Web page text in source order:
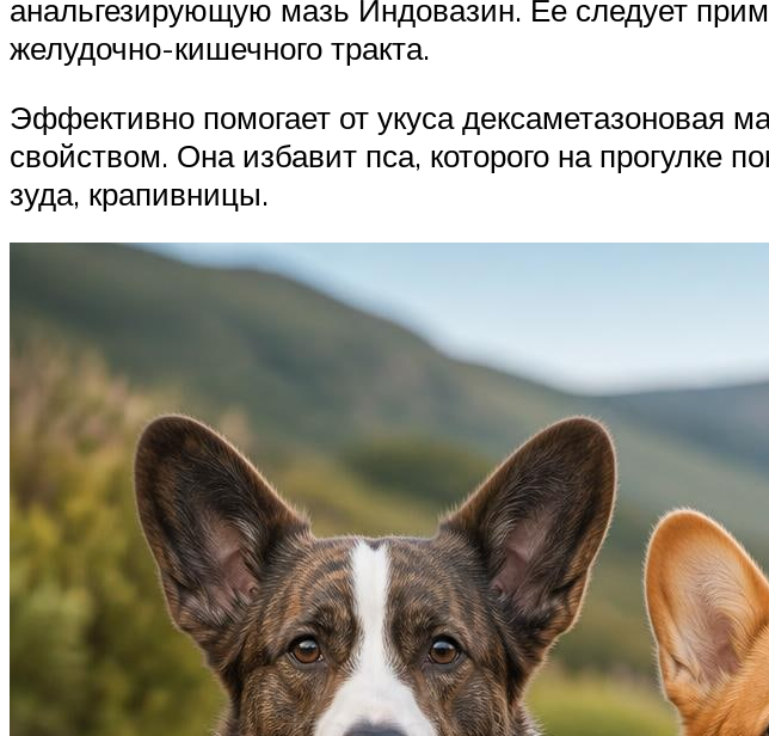
анальгезирующую мазь Индовазин. Ее следует
желудочно-кишечного тракта.
Эффективно помогает от укуса дексаметазоновая
свойством. Она избавит пса, которого на прогулке
зуда, крапивницы.